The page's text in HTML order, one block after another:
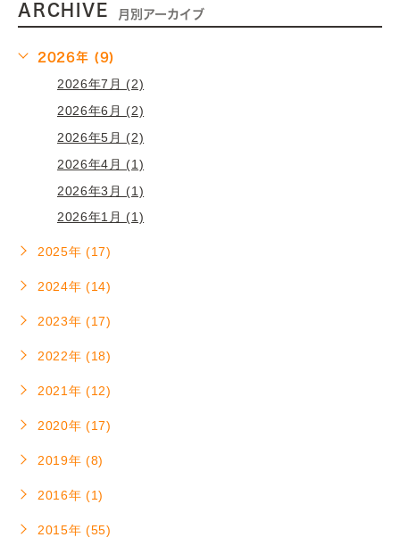
ARCHIVE 月別アーカイブ
2026年 (9)
2026年7月 (2)
2026年6月 (2)
2026年5月 (2)
2026年4月 (1)
2026年3月 (1)
2026年1月 (1)
2025年 (17)
2024年 (14)
2023年 (17)
2022年 (18)
2021年 (12)
2020年 (17)
2019年 (8)
2016年 (1)
2015年 (55)